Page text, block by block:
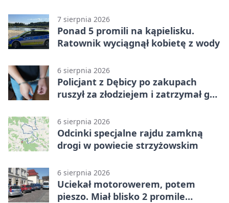
7 sierpnia 2026
Ponad 5 promili na kąpielisku.
Ratownik wyciągnął kobietę z wody
6 sierpnia 2026
Policjant z Dębicy po zakupach
ruszył za złodziejem i zatrzymał go
6 sierpnia 2026
Odcinki specjalne rajdu zamkną
drogi w powiecie strzyżowskim
6 sierpnia 2026
Uciekał motorowerem, potem
pieszo. Miał blisko 2 promile